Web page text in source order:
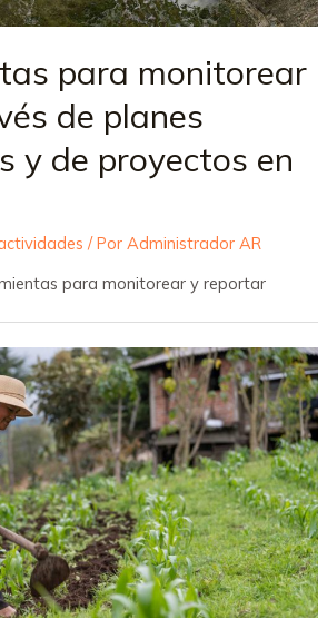
para monitorear
de planes
y de proyectos en
/ Por Administrador AR
para monitorear y reportar